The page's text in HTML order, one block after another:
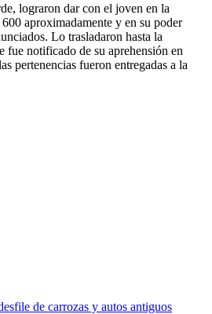
lograron dar con el joven en la
aproximadamente y en su poder
Lo trasladaron hasta la
fue notificado de su aprehensión en
pertenencias fueron entregadas a la
de carrozas y autos antiguos